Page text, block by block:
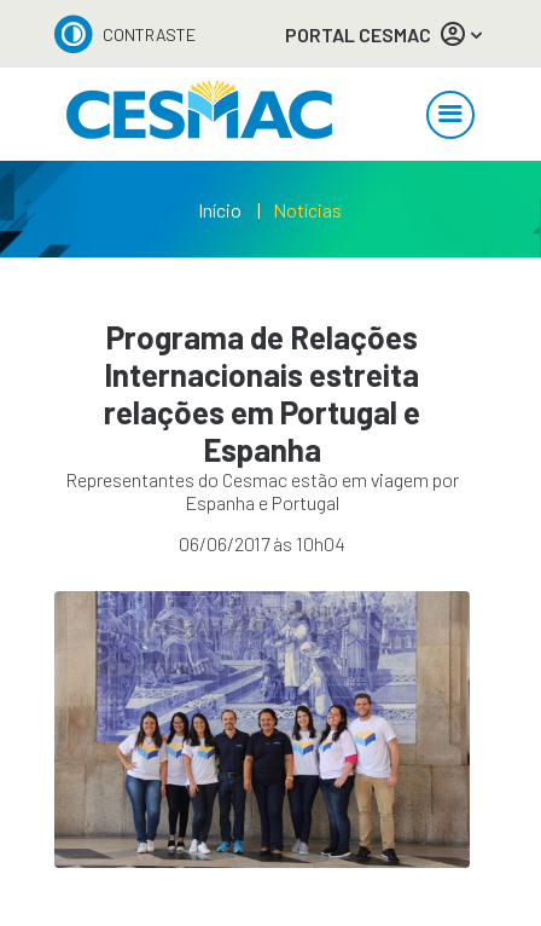
CONTRASTE PORTAL CESMAC
Início Notícias
Programa de Relações
Internacionais estreita
relações em Portugal e
Espanha
Representantes do Cesmac estão em viagem por
Espanha e Portugal
06/06/2017 às 10h04